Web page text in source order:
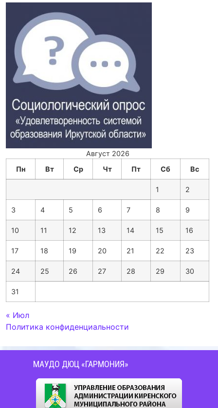
Август 2026
Пн
Вт Ср Чт Пт Сб Вс
1 2
3 4 5 6 7 8 9
10 11 12 13 14 15 16
17 18 19 20 21 22 23
24 25 26 27 28 29 30
31
« Июл
Политика конфиденциальности
МАУДО ДЮЦ «ГАРМОНИЯ»